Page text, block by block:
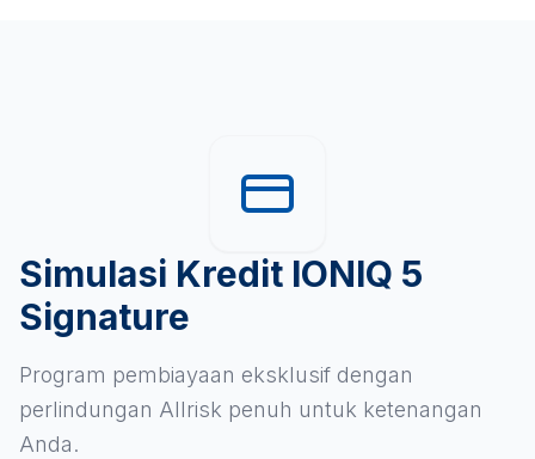
Simulasi Kredit IONIQ 5
Signature
Program pembiayaan eksklusif dengan
perlindungan Allrisk penuh untuk ketenangan
Anda.